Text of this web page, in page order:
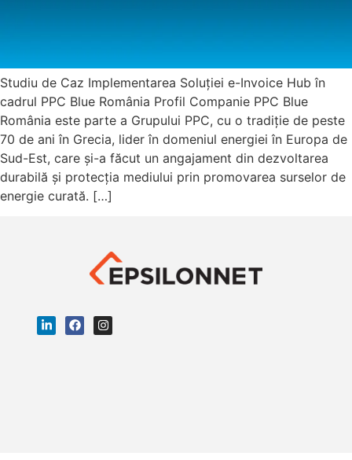
Studiu de Caz Implementarea Soluției e-Invoice Hub în
cadrul PPC Blue România Profil Companie PPC Blue
România este parte a Grupului PPC, cu o tradiție de peste
70 de ani în Grecia, lider în domeniul energiei în Europa de
Sud-Est, care și-a făcut un angajament din dezvoltarea
durabilă și protecția mediului prin promovarea surselor de
energie curată. […]